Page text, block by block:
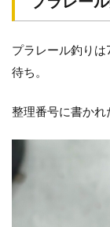
プラレール釣り
待ち。
整理番号に書かれ